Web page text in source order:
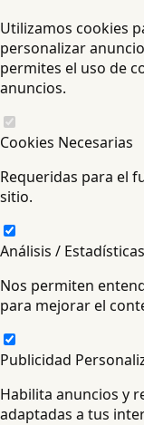
Utilizamos cookies
personalizar
permites el uso de
anuncios.
Cookies Necesarias
Requeridas para el
sitio.
Análisis / Estadísticas
Nos permiten
para mejorar el
Publicidad
Habilita anuncios y
adaptadas a tus